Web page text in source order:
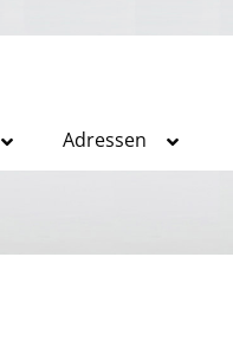
Adressen